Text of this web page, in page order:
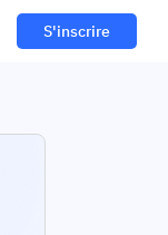
S'inscrire